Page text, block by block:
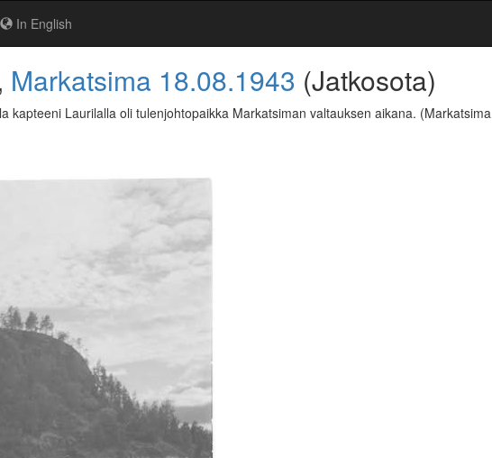
In English
Markatsima 18.08.1943 (Jatkosota)
kapteeni Laurilalla oli tulenjohtopaikka Markatsiman valtauksen aikana. (Markatsima